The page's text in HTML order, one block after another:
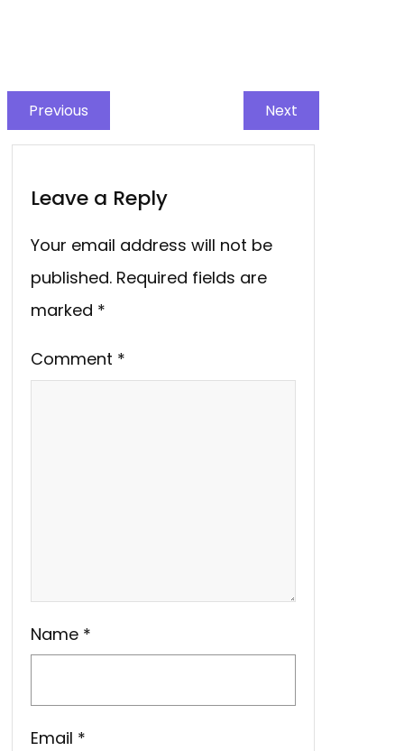
Previous Next
Leave a Reply
Your email address will not be
published. Required fields are
marked *
Comment *
Name *
Email *